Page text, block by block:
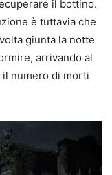
il bottino.
è tuttavia che
giunta la notte
arrivando al
numero di morti